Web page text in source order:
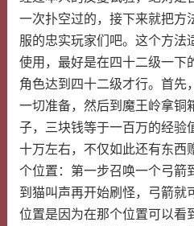
一次扑空过的，接下来就把方
服的忠实玩家们吧。这个方法
使用，最好是在四十二级一下
角色达到四十二级才行。首先
一切准备，然后到魔王岭拿铜
子，三块钱等于一百万的经验
十万左右，不仅如此还有东西
个位置：第一步召唤一个弓箭
到猫叫声再开始刷怪，弓箭就
位置是因为在那个位置可以看